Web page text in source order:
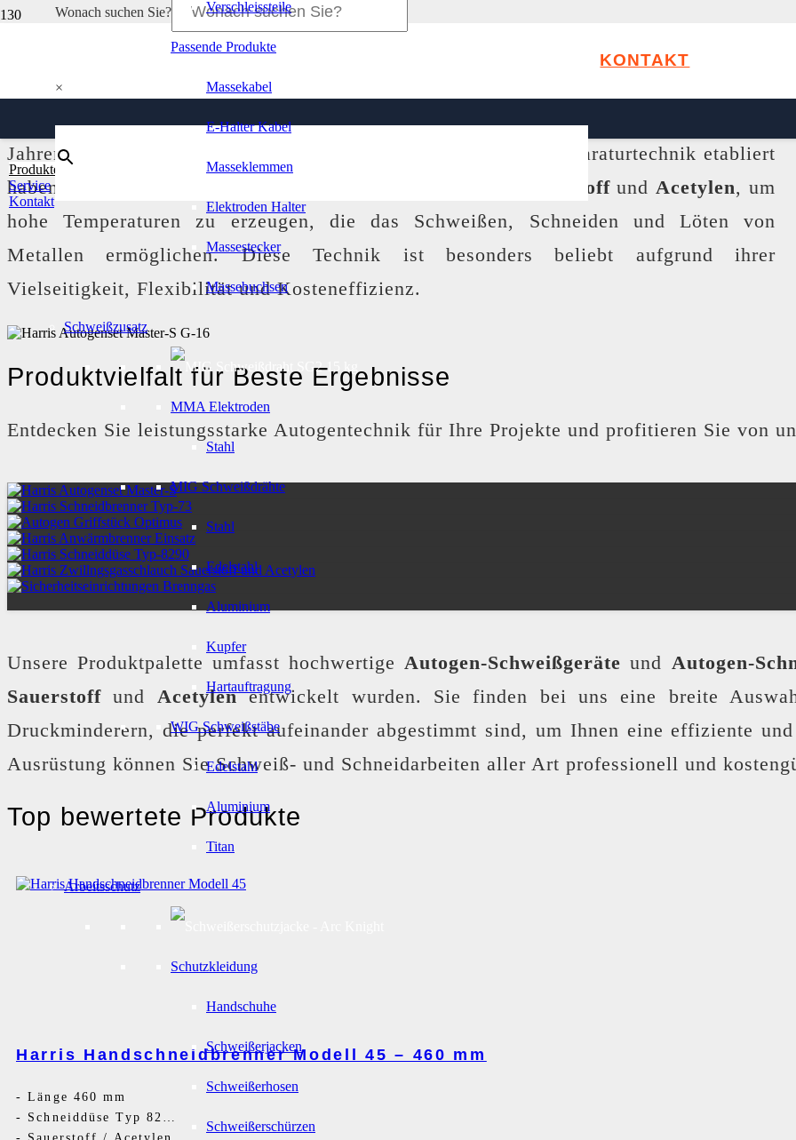
Wonach suchen Sie?
×
KONTAKT
Verschleissteile
Passende Produkte
Massekabel
E-Halter Kabel
Masseklemmen
Elektroden Halter
Massestecker
Massebuchsen
Schweißzusatz
MMA Elektroden
Stahl
MIG Schweißdrähte
Stahl
Edelstahl
Aluminium
Kupfer
Hartauftragung
WIG Schweißstäbe
Edelstahl
Aluminium
Titan
Arbeitsschutz
Schutzkleidung
Handschuhe
Schweißerjacken
Schweißerhosen
Schweißerschürzen
Produkte
Service
Kontakt
Autogen-Schweißen und -Schneiden sind bewährte Verfahren, die sich seit vielen
Jahren in der Metallbearbeitung, im Bauwesen sowie in der Reparaturtechnik etabliert
haben. Das Autogenverfahren nutzt die Kombination aus
SauerstoffundAcetylen, um
hohe Temperaturen zu erzeugen, die das Schweißen, Schneiden und Löten von
Metallen ermöglichen. Diese Technik ist besonders beliebt aufgrund ihrer
Vielseitigkeit, Flexibilität und Kosteneffizienz.
Produktvielfalt für Beste Ergebnisse
Entdecken Sie leistungsstarke Autogentechnik für Ihre Projekte und profitieren Sie von
Unsere Produktpalette umfasst hochwertigeAutogen-Schweißgeräte und Autogen-
Sauerstoff und Acetylenentwickelt wurden. Sie finden bei uns eine breite
Druckminderern, die perfekt aufeinander abgestimmt sind, um Ihnen eine effiziente
Ausrüstung können Sie Schweiß- und Schneidarbeiten aller Art professionell und
Top bewertete Produkte
Harris Handschneidbrenner Modell 45 – 460 mm
-Länge 460 mm
- Schneiddüse Typ 8290